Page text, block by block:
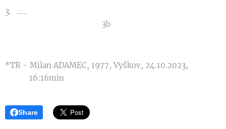
3. .....
3b
*TR - Milan ADAMEC, 1977, Vyškov, 24.10.2023,
16:16min
Share